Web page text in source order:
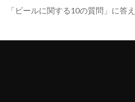
「ビールに関する10の質問」に答